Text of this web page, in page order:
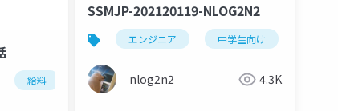
給料
SSMJP-202120119-NLOG2N2
エンジニア 中学生向け
nlog2n2 4.3K